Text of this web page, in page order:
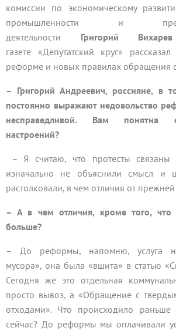
комиссии по экономическому
промышленности и
деятельности Григорий Вихарев
газете «Депутатский круг»
реформе и новых правилах обращения
– Григорий Андреевич, россияне, в
постоянно выражают недовольство
несправедливой. Вам понятна
настроений?
– Я считаю, что протесты
изначально не объяснили смысл и
растолковали, в чем отличия от прежней
– А в чем отличия, кроме того, что
больше?
– До реформы, напомню, услуга
мусора», она была «вшита» в статью
Сегодня же это отдельная
просто вывоз, а «Обращение с
отходами». Что происходило
сейчас? До реформы мы оплачивали